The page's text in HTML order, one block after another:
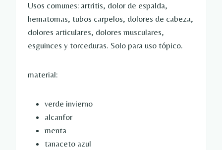
Usos comunes: artritis, dolor de espalda,
hematomas, tubos carpelos, dolores de cabeza,
dolores articulares, dolores musculares,
esguinces y torceduras. Solo para uso tópico.
material:
verde invierno
alcanfor
menta
tanaceto azul